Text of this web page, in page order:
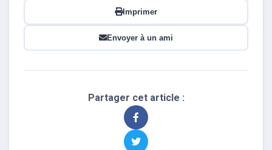
Imprimer
Envoyer à un ami
Partager cet article :